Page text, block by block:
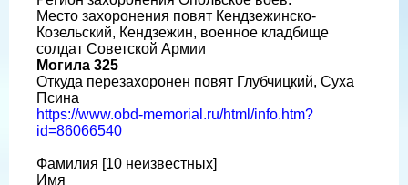
Место захоронения повят Кендзежинско-
Козельский, Кендзежин, военное кладбище
солдат Советской Армии
Могила 325
Откуда перезахоронен повят Глубчицкий, Суха
Псина
https://www.obd-memorial.ru/html/info.htm?
id=86066540
Фамилия [10 неизвестных]
Имя